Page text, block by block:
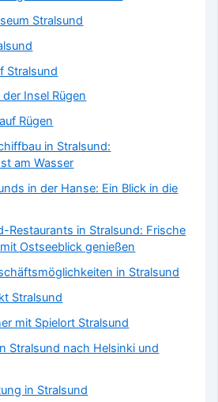
Stralsund
Stralsund
Insel Rügen
Rügen
in Stralsund:
am Wasser
in der Hanse: Ein Blick in die
Restaurants in Stralsund: Frische
Ostseeblick genießen
in Stralsund
Stralsund
mit Spielort Stralsund
Stralsund nach Helsinki und
in Stralsund